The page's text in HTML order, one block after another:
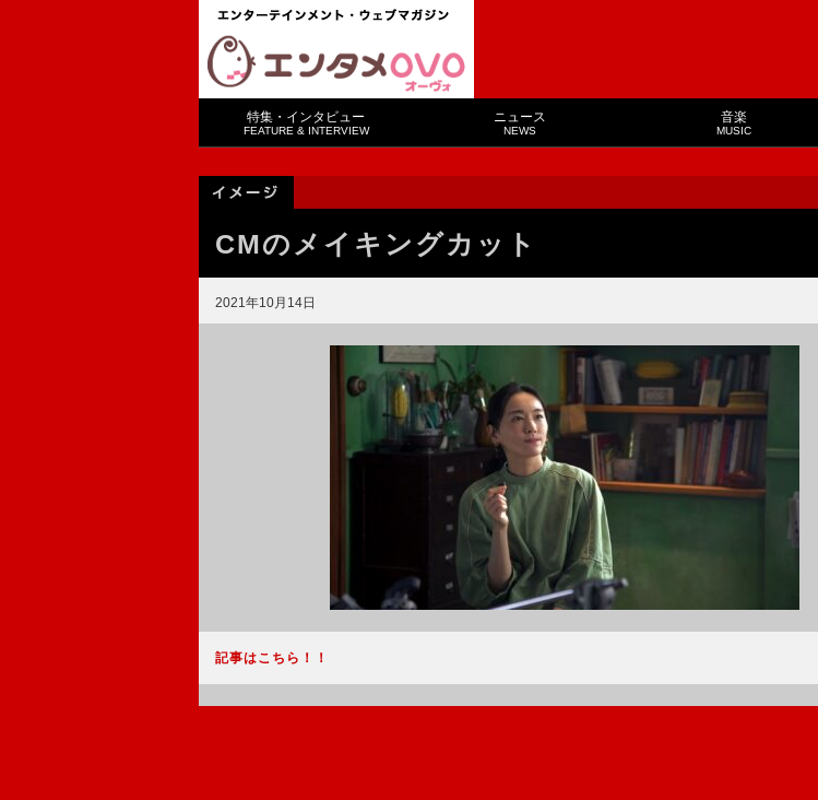
特集・インタビュー
FEATURE & INTERVIEW
ニュース
NEWS
音楽
MUSIC
CMのメイキングカット
2021年10月14日
記事はこちら！！